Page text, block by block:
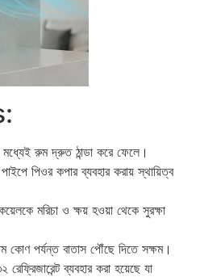
মধ্যেই রুম দ্রুত ঠান্ডা করে ফেলে।
পিওর কপার ব্যবহার করায় স্থায়িত্ব
মরিচা ও ক্ষয় হওয়া থেকে সুরক্ষা
পর্যন্ত বাতাস পৌঁছে দিতে সক্ষম।
ব্যবহার করা হয়েছে যা